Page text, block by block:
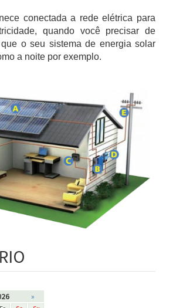
conectada a rede elétrica para
quando você precisar de
o seu sistema de energia solar
a noite por exemplo.
»